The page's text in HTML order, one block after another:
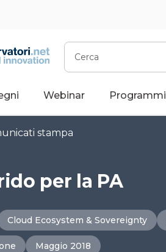
Cerca
Webinar Programmi
stampa
per la PA
Cloud Ecosystem & Sovereignty
Maggio 2018